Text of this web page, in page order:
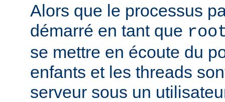
Alors que le processus
démarré en tant que
se mettre en écoute du
enfants et les threads
serveur sous un